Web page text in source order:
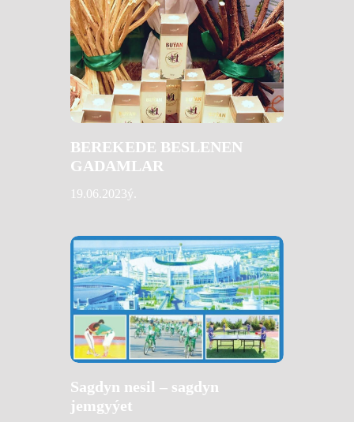
BEREKEDE BESLENEN
GADAMLAR
19.06.2023ý.
Sagdyn nesil – sagdyn
jemgyýet